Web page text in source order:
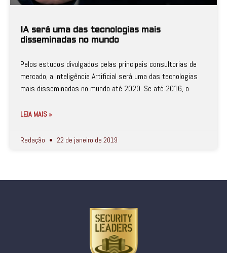
IA será uma das tecnologias mais
disseminadas no mundo
Pelos estudos divulgados pelas principais consultorias de
mercado, a Inteligência Artificial será uma das tecnologias
mais disseminadas no mundo até 2020. Se até 2016, o
LEIA MAIS »
Redação 22 de janeiro de 2019